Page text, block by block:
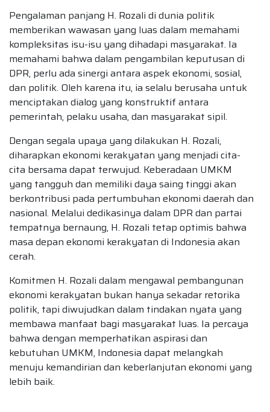
Pengalaman panjang H. Rozali di dunia politik
memberikan wawasan yang luas dalam memahami
kompleksitas isu-isu yang dihadapi masyarakat. Ia
memahami bahwa dalam pengambilan keputusan di
DPR, perlu ada sinergi antara aspek ekonomi, sosial,
dan politik. Oleh karena itu, ia selalu berusaha untuk
menciptakan dialog yang konstruktif antara
pemerintah, pelaku usaha, dan masyarakat sipil.
Dengan segala upaya yang dilakukan H. Rozali,
diharapkan ekonomi kerakyatan yang menjadi cita-
cita bersama dapat terwujud. Keberadaan UMKM
yang tangguh dan memiliki daya saing tinggi akan
berkontribusi pada pertumbuhan ekonomi daerah dan
nasional. Melalui dedikasinya dalam DPR dan partai
tempatnya bernaung, H. Rozali tetap optimis bahwa
masa depan ekonomi kerakyatan di Indonesia akan
cerah.
Komitmen H. Rozali dalam mengawal pembangunan
ekonomi kerakyatan bukan hanya sekadar retorika
politik, tapi diwujudkan dalam tindakan nyata yang
membawa manfaat bagi masyarakat luas. Ia percaya
bahwa dengan memperhatikan aspirasi dan
kebutuhan UMKM, Indonesia dapat melangkah
menuju kemandirian dan keberlanjutan ekonomi yang
lebih baik.